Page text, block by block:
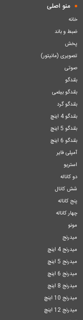
منو اصلی
خانه
ضبط و باند
پخش
تصویری (مانیتور)
صوتی
بلندگو
بلندگو بیضی
بلندگو گرد
بلندگو 4 اینچ
بلندگو 5 اینچ
بلندگو 6 اینچ
آمپلی فایر
استریو
دو کاناله
شش کانال
پنج کاناله
چهار کاناله
مونو
میدرنج
میدرنج 4 اینچ
میدرنج 5 اینچ
میدرنج 6 اینچ
میدرنج 8 اینچ
میدرنج 10 اینچ
میدرنج 12 اینچ